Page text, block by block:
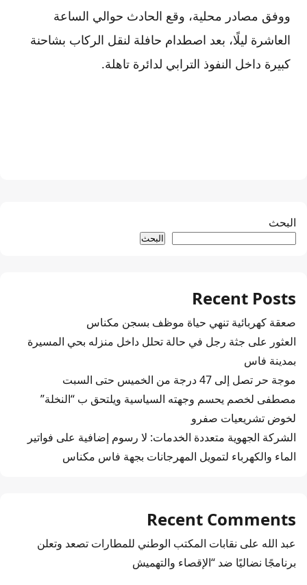
ووفق مصادر محلية، وقع الحادث حوالي الساعة
العاشرة ليلًا، بعد اصطدام حافلة لنقل الركاب بشاحنة
كبيرة داخل النفوذ الترابي لدائرة تاهلة.
البحث
البحث
Recent Posts
صعقة كهربائية تنهي حياة موظف بسجن مكناس
العثور على جثة رجل في حالة تحلل داخل منزله بحي المسيرة
بمدينة فاس
موجة حر تصل إلى 47 درجة من الخميس حتى السبت
مصطفى لخصم يحسم وجهته السياسية ويلتحق ب “النخلة”
لخوض تشريعيات صفرو
الشركة الجهوية متعددة الخدمات: لا رسوم إضافية على فواتير
الماء والكهرباء لتمويل المهرجانات بجهة فاس مكناس
Recent Comments
عبد الله على نقابات المكتب الوطني للمطارات تصعد وتعلن
برنامجًا نضاليًا ضد “الإقصاء والتهميش